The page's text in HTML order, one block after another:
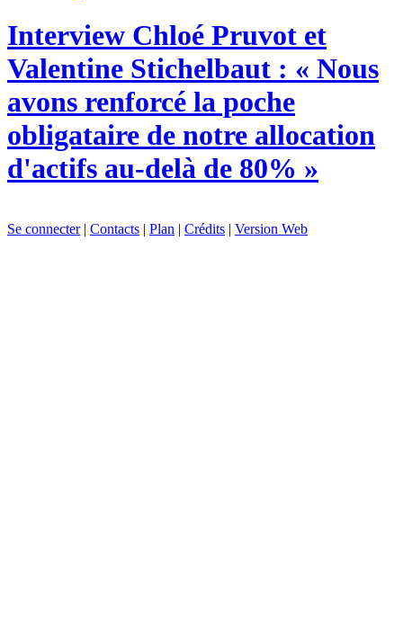
Interview Chloé Pruvot et
Valentine Stichelbaut : « Nous
avons renforcé la poche
obligataire de notre allocation
d'actifs au-delà de 80% »
Se connecter| Contacts | Plan | Crédits | Version Web